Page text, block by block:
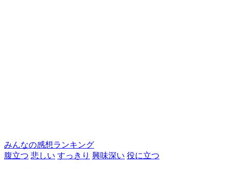
みんなの感想ランキング
腹立つ 悲しい すっきり 興味深い 役に立つ